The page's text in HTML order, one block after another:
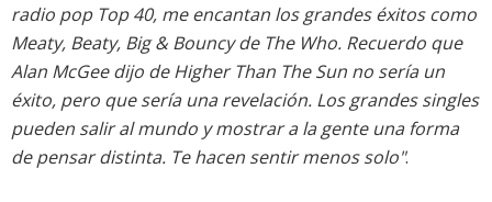
radio pop Top 40, me encantan los grandes éxitos como
Meaty, Beaty, Big & Bouncy de The Who. Recuerdo que
Alan McGee dijo de Higher Than The Sun no sería un
éxito, pero que sería una revelación. Los grandes singles
pueden salir al mundo y mostrar a la gente una forma
de pensar distinta. Te hacen sentir menos solo".